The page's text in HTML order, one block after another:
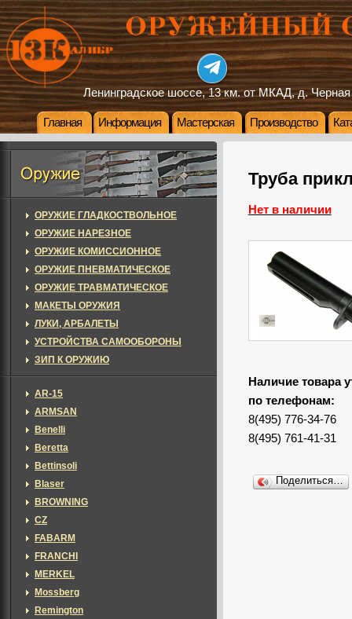
Ленинградское шоссе, 13 км. от МКАД, д. Черная
Главная Информация Мастерская Производство
Труба
Нет в наличии
Наличие товара
по телефонам:
8(495) 776-34-76
8(495) 761-41-31
Поделиться…
ОРУЖИЕ ГЛАДКОСТВОЛЬНОЕ
ОРУЖИЕ НАРЕЗНОЕ
ОРУЖИЕ КОМИССИОННОЕ
ОРУЖИЕ ПНЕВМАТИЧЕСКОЕ
ОРУЖИЕ ТРАВМАТИЧЕСКОЕ
МАКЕТЫ ОРУЖИЯ
ЛУКИ, АРБАЛЕТЫ
УСТРОЙСТВА САМООБОРОНЫ
ЗИП К ОРУЖИЮ
AR-15
ARMSAN
Benelli
Beretta
Bettinsoli
Blaser
BROWNING
CZ
FABARM
FRANCHI
MERKEL
Mossberg
Remington